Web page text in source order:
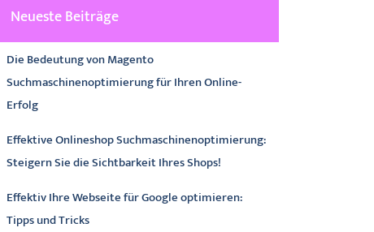
Neueste Beiträge
Die Bedeutung von Magento
Suchmaschinenoptimierung für Ihren Online-
Erfolg
Effektive Onlineshop Suchmaschinenoptimierung:
Steigern Sie die Sichtbarkeit Ihres Shops!
Effektiv Ihre Webseite für Google optimieren:
Tipps und Tricks